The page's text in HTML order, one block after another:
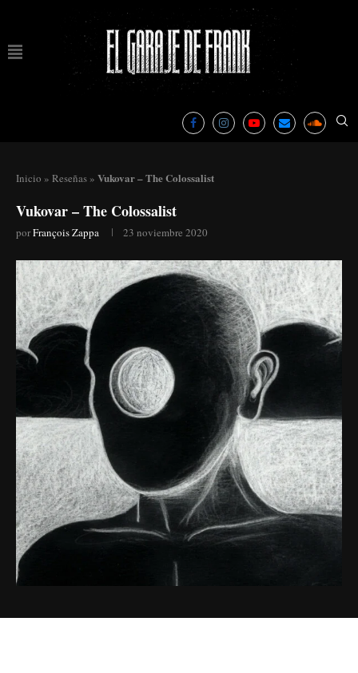
Inicio » Reseñas » Vukovar – The Colossalist
Vukovar – The Colossalist
porFrançois Zappa 23 noviembre 2020